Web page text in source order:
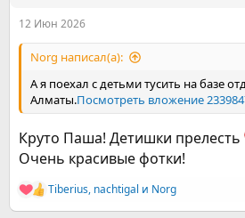
12 Июн 2026
Norg написал(а):
А я поехал с детьми тусить на базе
Алматы.Посмотреть вложение
Круто Паша! Детишки прелесть
Очень красивые фотки!
Р
е
Tiberius, nachtigal и Norg